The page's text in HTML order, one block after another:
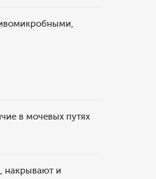
в мочевых путях
накрывают и